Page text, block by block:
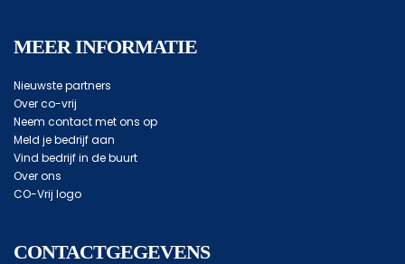
MEER INFORMATIE
Nieuwste partners
Over co-vrij
Neem contact met ons op
Meld je bedrijf aan
Vind bedrijf in de buurt
Over ons
CO-Vrij logo
CONTACTGEGEVENS